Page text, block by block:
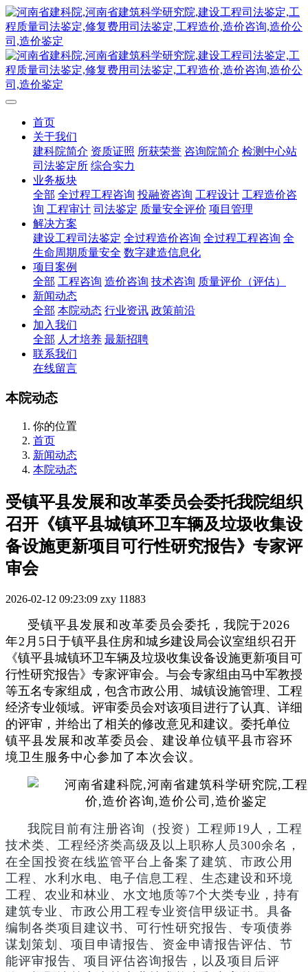
首页
关于我们
建科院简介 资质证照 所获荣誉 咨询院简介 检测中心站
司法鉴定所 综合实力
业务板块
全部 全过程工程咨询 投融资咨询 工程设计 工程造价咨
询 工程审计 司法鉴定 质量安全评价 项目管理
解决方案
建设工程司法鉴定 全过程造价咨询 全过程工程咨询 全
生命周期质量安全 数字建造信息化
项目案例
全部 工程咨询 造价咨询 技术咨询 质量评价（评估）
新闻动态
全部 本院动态 行业资讯 政策前沿
加入我们
全部 人才培养 最新招聘
联系我们
在线留言
本院动态
你的位置
首页
新闻动态
本院动态
受镇平县发展和改革委员会委托我院组织
召开《镇平县城镇环卫车辆及垃圾收集设
备设施更新项目可行性研究报告》专家评
审会
2026-02-12 09:23:09 zxy 11883
受镇平县发展和改革委员会委托，我院于2026
年2月5日于镇平县住房和城乡建设局会议室组织召开
《镇平县城镇环卫车辆及垃圾收集设备设施更新项目可
行性研究报告》 专家评审会。与会专家组由马中军教授
等五名专家组成，包含市政公用 、城镇设施管理、工程
经济专业领域。评审委员会对该项目进行了认真、详细
的评审，并给出了相关的修改意见和建议。委托单位
镇平县发展和改革委员会、建设单位镇平县市容环
境卫生服务中心参加了本次会议。
我院目前有注册咨询（投资）工程师19人，工程
技术类、工程经济类高级及以上职称人员300余名，
在全国投资在线监管平台上备案了建筑、市政公用
工程、水利水电、电子信息工程、生态建设和环境
工程、农业和林业、水文地质等7个大类专业，持有
建筑专业、市政公用工程专业资信甲级证书。具备
编制各类项目建议书、可行性研究报告、专项债券
谋划策划、项目申请报告、资金申请报告评估、节
能评审报告、项目评估咨询报告，以及项目后评